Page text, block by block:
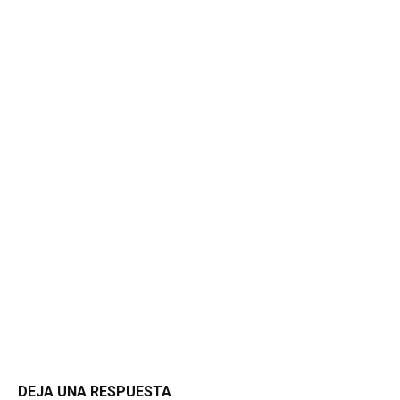
DEJA UNA RESPUESTA